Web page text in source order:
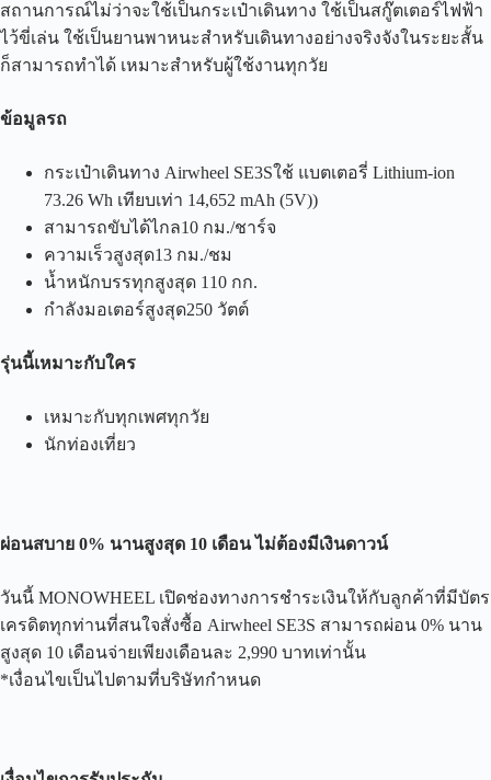
สถานการณ์ไม่ว่าจะใช้เป็นกระเป๋าเดินทาง ใช้เป็นสกู๊ตเตอร์ไฟฟ้า
ไว้ขี่เล่น ใช้เป็นยานพาหนะสำหรับเดินทางอย่างจริงจังในระยะสั้น
ก็สามารถทำได้ เหมาะสำหรับผู้ใช้งานทุกวัย
ข้อมูลรถ
กระเป๋าเดินทาง Airwheel SE3Sใช้ แบตเตอรี่ Lithium-ion
73.26 Wh เทียบเท่า 14,652 mAh (5V))
สามารถขับได้ไกล10 กม./ชาร์จ
ความเร็วสูงสุด13 กม./ชม
น้ำหนักบรรทุกสูงสุด 110 กก.
กำลังมอเตอร์สูงสุด250 วัตต์
รุ่นนี้เหมาะกับใคร
เหมาะกับทุกเพศทุกวัย
นักท่องเที่ยว
ผ่อนสบาย 0% นานสูงสุด 10 เดือน ไม่ต้องมีเงินดาวน์
วันนี้ MONOWHEEL เปิดช่องทางการชำระเงินให้กับลูกค้าที่มีบัตร
เครดิตทุกท่านที่สนใจสั่งซื้อ Airwheel SE3S สามารถผ่อน 0% นาน
สูงสุด 10 เดือนจ่ายเพียงเดือนละ 2,990 บาทเท่านั้น
*เงื่อนไขเป็นไปตามที่บริษัทกำหนด